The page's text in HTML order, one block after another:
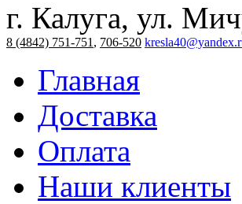
г. Калуга, ул.
8 (4842) 751-751 , 706-520
Главная
Доставка
Оплата
Наши клиенты